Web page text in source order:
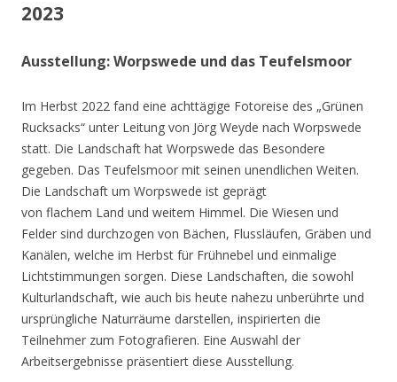
2023
Ausstellung: Worpswede und das Teufelsmoor
Im Herbst 2022 fand eine achttägige Fotoreise des „Grünen
Rucksacks“ unter Leitung von Jörg Weyde nach Worpswede
statt. Die Landschaft hat Worpswede das Besondere
gegeben. Das Teufelsmoor mit seinen unendlichen Weiten.
Die Landschaft um Worpswede ist geprägt
von flachem Land und weitem Himmel. Die Wiesen und
Felder sind durchzogen von Bächen, Flussläufen, Gräben und
Kanälen, welche im Herbst für Frühnebel und einmalige
Lichtstimmungen sorgen. Diese Landschaften, die sowohl
Kulturlandschaft, wie auch bis heute nahezu unberührte und
ursprüngliche Naturräume darstellen, inspirierten die
Teilnehmer zum Fotografieren. Eine Auswahl der
Arbeitsergebnisse präsentiert diese Ausstellung.